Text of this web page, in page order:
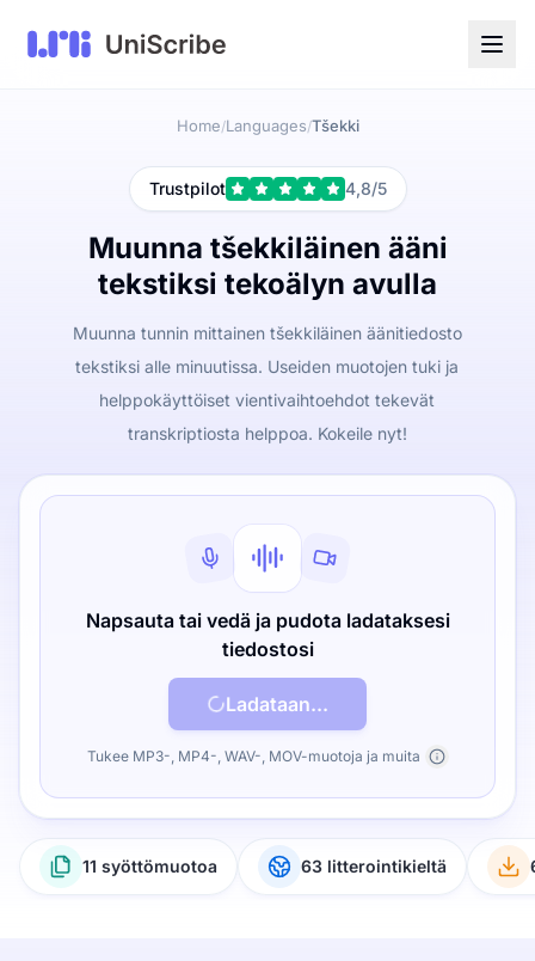
Home/Languages/Tšekki
Trustpilot 4,8/5
Muunna tšekkiläinen ääni
tekstiksi tekoälyn avulla
Muunna tunnin mittainen tšekkiläinen äänitiedosto
tekstiksi alle minuutissa. Useiden muotojen tuki ja
helppokäyttöiset vientivaihtoehdot tekevät
transkriptiosta helppoa. Kokeile nyt!
Napsauta tai vedä ja pudota ladataksesi
tiedostosi
Ladataan...
Tukee MP3-, MP4-, WAV-, MOV-muotoja ja muita
11 syöttömuotoa 63 litterointikieltä